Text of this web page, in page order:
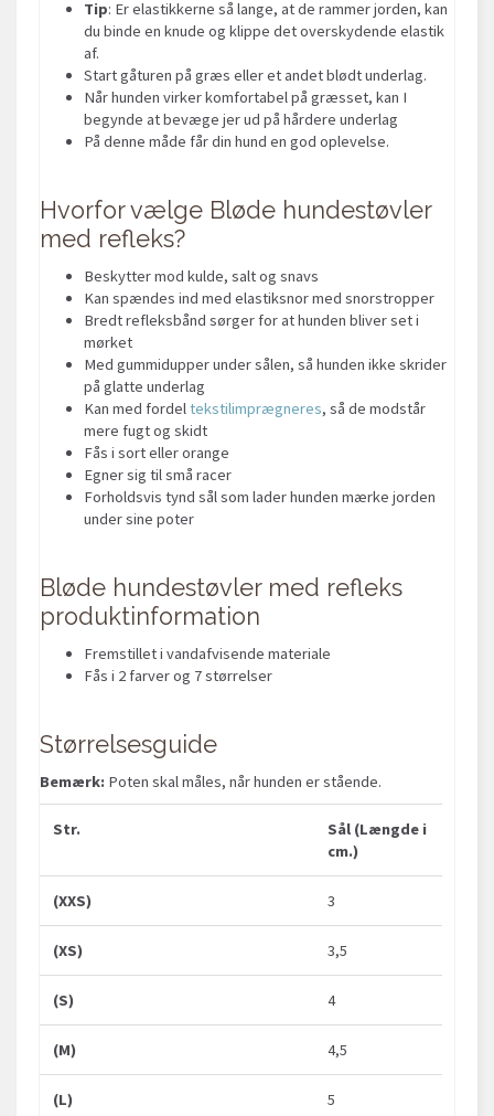
Tip: Er elastikkerne så lange, at de rammer jorden, kan
du binde en knude og klippe det overskydende elastik
af.
Start gåturen på græs eller et andet blødt underlag.
Når hunden virker komfortabel på græsset, kan I
begynde at bevæge jer ud på hårdere underlag
På denne måde får din hund en god oplevelse.
Hvorfor vælge Bløde hundestøvler
med refleks?
Beskytter mod kulde, salt og snavs
Kan spændes ind med elastiksnor med snorstropper
Bredt refleksbånd sørger for at hunden bliver set i
mørket
Med gummidupper under sålen, så hunden ikke skrider
på glatte underlag
Kan med fordeltekstilimprægneres, så de modstår
mere fugt og skidt
Fås i sort eller orange
Egner sig til små racer
Forholdsvis tynd sål som lader hunden mærke jorden
under sine poter
Bløde hundestøvler med refleks
produktinformation
Fremstillet i vandafvisende materiale
Fås i 2 farver og 7 størrelser
Størrelsesguide
Bemærk: Poten skal måles, når hunden er stående.
Str.
Sål (Længde i
cm.)
(XXS) 3
(XS) 3,5
(S) 4
(M) 4,5
(L) 5